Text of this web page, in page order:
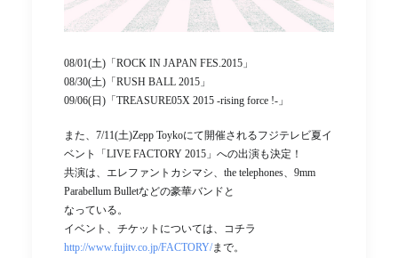
08/01(土)「ROCK IN JAPAN FES.2015」
08/30(土)「RUSH BALL 2015」
09/06(日)「TREASURE05X 2015 -rising force !-」
また、7/11(土)Zepp Toykoにて開催されるフジテレビ夏イ
ベント「LIVE FACTORY 2015」への出演も決定！
共演は、エレファントカシマシ、the telephones、9mm
Parabellum Bulletなどの豪華バンドと
なっている。
イベント、チケットについては、コチラ
http://www.fujitv.co.jp/FACTORY/まで。